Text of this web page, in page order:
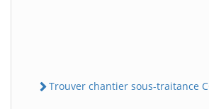
Trouver chantier sous-traitance